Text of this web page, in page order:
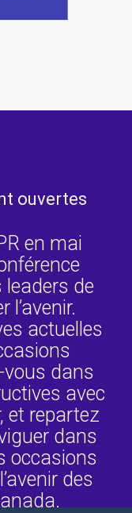
ouvertes
en mai
leaders de
l’avenir.
actuelles
dans
avec
et repartez
dans
occasions
des